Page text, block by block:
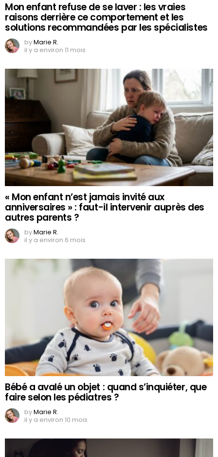
Mon enfant refuse de se laver : les vraies
raisons derrière ce comportement et les
solutions recommandées par les spécialistes
byMarie R.
il y a environ 11 mois
« Mon enfant n’est jamais invité aux
anniversaires » : faut-il intervenir auprès des
autres parents ?
byMarie R.
il y a environ 6 mois
Bébé a avalé un objet : quand s’inquiéter, que
faire selon les pédiatres ?
byMarie R.
il y a environ 10 mois